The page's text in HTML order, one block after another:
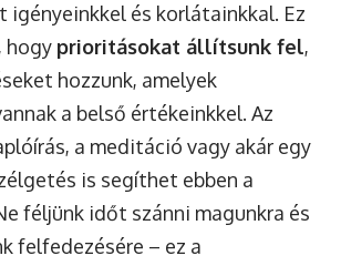
igényeinkkel és korlátainkkal. Ez
hogy prioritásokat állítsunk fel,
hozzunk, amelyek
a belső értékeinkkel. Az
a meditáció vagy akár egy
is segíthet ebben a
féljünk időt szánni magunkra és
felfedezésére – ez a